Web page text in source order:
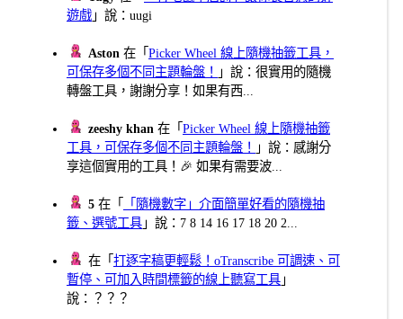
遊戲 」說：uugi
Aston 在「Picker Wheel 線上隨機抽籤工具，
可保存多個不同主題輪盤！
」說：很實用的隨機
轉盤工具，謝謝分享！如果有西...
zeeshy khan 在「Picker Wheel 線上隨機抽籤
工具，可保存多個不同主題輪盤！
」說：感謝分
享這個實用的工具！🎉 如果有需要波...
5 在「
「隨機數字」介面簡單好看的隨機抽
籤、選號工具 」說：7 8 14 16 17 18 20 2...
在「打逐字稿更輕鬆！oTranscribe 可調速、可
暫停、可加入時間標籤的線上聽寫工具 」
說：？？？